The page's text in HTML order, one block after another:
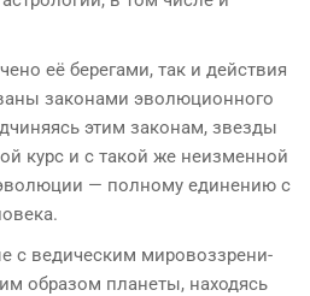
её берегами, так и дей­ствия
законами эволюционного
этим законам, звезды
курс и с такой же неизменной
— полному единению с
с ведическим мировоззрени­
образом планеты, находясь